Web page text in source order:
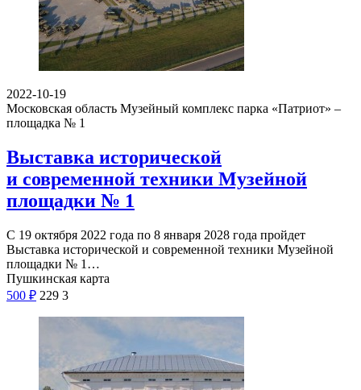
2022-10-19
Московская область Музейный комплекс парка «Патриот» –
площадка № 1
Выставка исторической
и современной техники Музейной
площадки № 1
С 19 октября 2022 года по 8 января 2028 года пройдет
Выставка исторической и современной техники Музейной
площадки № 1…
Пушкинская карта
500 ₽ 229 3